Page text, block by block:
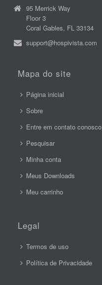
95 Merrick Way
Floor 3
Coral Gables, FL 33134
support@hospivista.com
Mapa do site
Página inicial
Sobre
Entre em contato conosco
Pesquisar
Minha conta
Meus Downloads
Meu carrinho
Legal
Termos de uso
Política de Privacidade